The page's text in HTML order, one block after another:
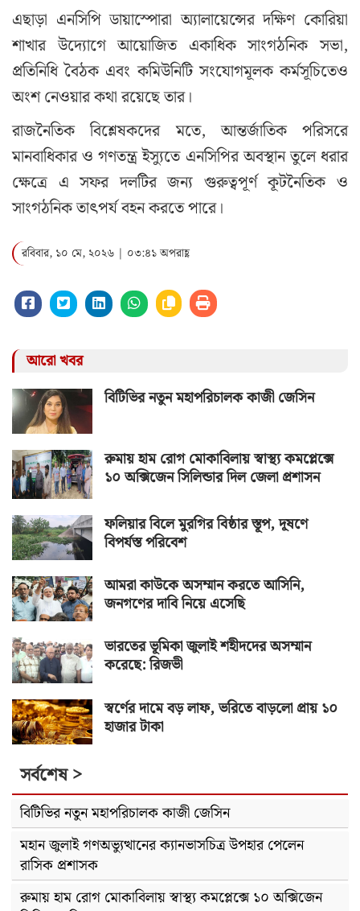
এছাড়া এনসিপি ডায়াস্পোরা অ্যালায়েন্সের দক্ষিণ কোরিয়া
শাখার উদ্যোগে আয়োজিত একাধিক সাংগঠনিক সভা,
প্রতিনিধি বৈঠক এবং কমিউনিটি সংযোগমূলক কর্মসূচিতেও
অংশ নেওয়ার কথা রয়েছে তার।
রাজনৈতিক বিশ্লেষকদের মতে, আন্তর্জাতিক পরিসরে
মানবাধিকার ও গণতন্ত্র ইস্যুতে এনসিপির অবস্থান তুলে ধরার
ক্ষেত্রে এ সফর দলটির জন্য গুরুত্বপূর্ণ কূটনৈতিক ও
সাংগঠনিক তাৎপর্য বহন করতে পারে।
রবিবার, ১০ মে, ২০২৬ | ০৩:৪১ অপরাহ্ণ
আরো খবর
বিটিভির নতুন মহাপরিচালক কাজী জেসিন
রুমায় হাম রোগ মোকাবিলায় স্বাস্থ্য কমপ্লেক্সে
১০ অক্সিজেন সিলিন্ডার দিল জেলা প্রশাসন
ফলিয়ার বিলে মুরগির বিষ্ঠার স্তূপ, দূষণে
বিপর্যস্ত পরিবেশ
আমরা কাউকে অসম্মান করতে আসিনি,
জনগণের দাবি নিয়ে এসেছি
ভারতের ভূমিকা জুলাই শহীদদের অসম্মান
করেছে: রিজভী
স্বর্ণের দামে বড় লাফ, ভরিতে বাড়লো প্রায় ১০
হাজার টাকা
সর্বশেষ >
বিটিভির নতুন মহাপরিচালক কাজী জেসিন
মহান জুলাই গণঅভ্যুত্থানের ক্যানভাসচিত্র উপহার পেলেন
রাসিক প্রশাসক
রুমায় হাম রোগ মোকাবিলায় স্বাস্থ্য কমপ্লেক্সে ১০ অক্সিজেন